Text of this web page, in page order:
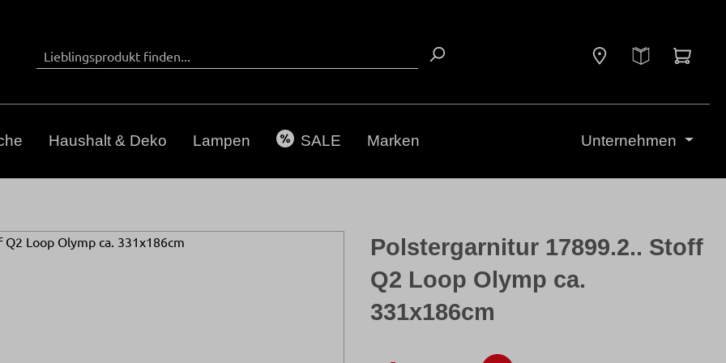
Haushalt & Deko Lampen SALE Marken Unternehmen
Polstergarnitur 17899.2.. Stoff
Q2 Loop Olymp ca.
331x186cm